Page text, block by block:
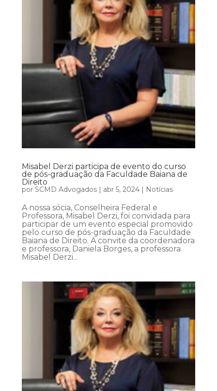
Misabel Derzi participa de evento do curso
de pós-graduação da Faculdade Baiana de
Direito
por SCMD Advogados| abr 5, 2024| Notícias
A nossa sócia, Conselheira Federal e
Professora, Misabel Derzi, foi convidada para
participar de um evento especial promovido
pelo curso de pós-graduação da Faculdade
Baiana de Direito. A convite da coordenadora
e professora, Daniela Borges, a professora
Misabel Derzi...